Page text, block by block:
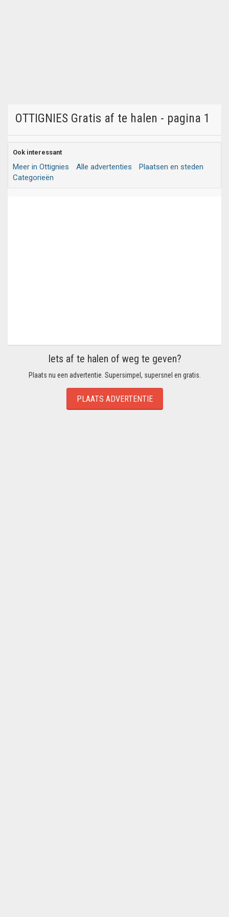
OTTIGNIES Gratis af te halen - pagina 1
Ook interessant
Meer in Ottignies Alle advertenties
Plaatsen en steden
Categorieën
Iets af te halen of weg te geven?
Plaats nu een advertentie. Supersimpel, supersnel en gratis.
PLAATS ADVERTENTIE